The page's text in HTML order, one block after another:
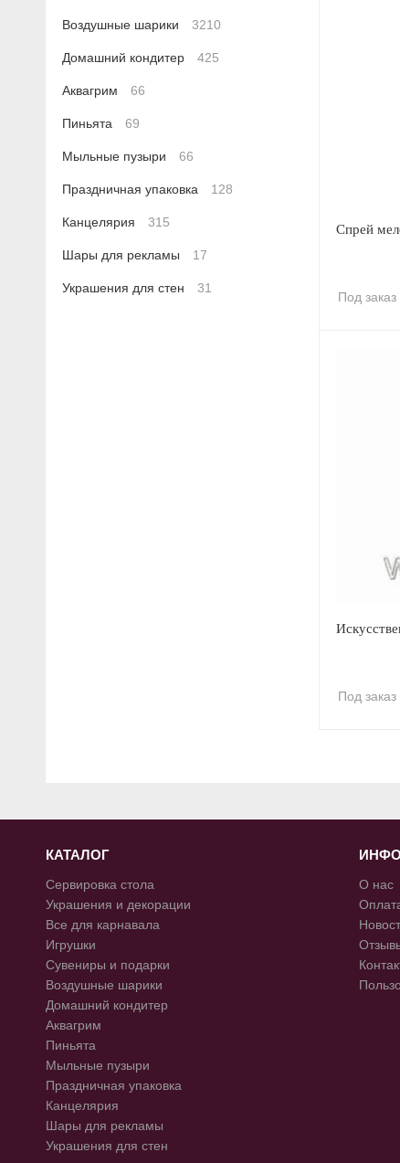
Спрей
Под заказ
Под заказ
Воздушные шарики 3210
Домашний кондитер 425
Аквагрим 66
Пиньята 69
Мыльные пузыри 66
Праздничная упаковка 128
Канцелярия 315
Шары для рекламы 17
Украшения для стен 31
КАТАЛОГ
Сервировка стола
Украшения и декорации
Все для карнавала
Игрушки
Сувениры и подарки
Воздушные шарики
Домашний кондитер
Аквагрим
Пиньята
Мыльные пузыри
Праздничная упаковка
Канцелярия
Шары для рекламы
Украшения для стен
О нас